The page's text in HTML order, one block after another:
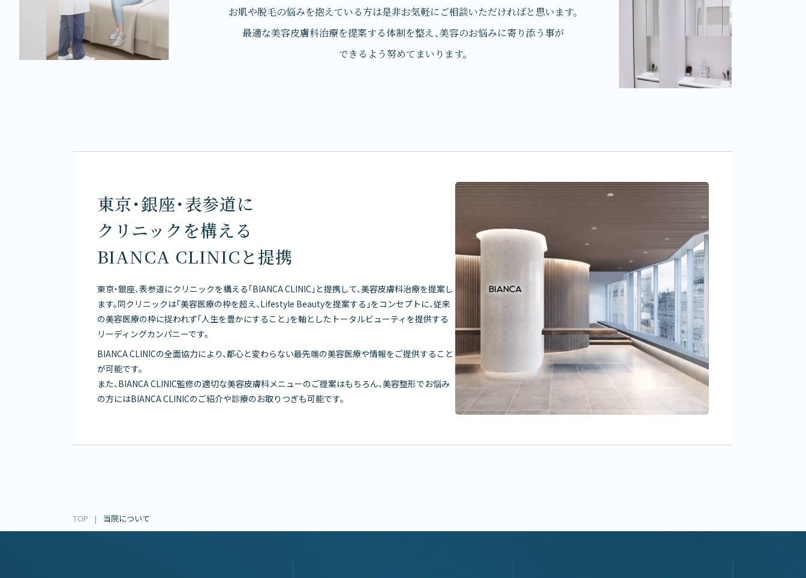
お肌や脱毛の悩みを抱えている方は是非お気軽にご相談いただければと思います。
最適な美容皮膚科治療を提案する体制を整え、美容のお悩みに寄り添う事が
できるよう努めてまいります。
東京・銀座・表参道に
クリニックを構える
BIANCA CLINICと提携
東京・銀座、表参道にクリニックを構える「BIANCA CLINIC」と提携して、美容皮膚科治療を提案し
ます。同クリニックは「美容医療の枠を超え、Lifestyle Beautyを提案する」をコンセプトに、従来
の美容医療の枠に捉われず「人生を豊かにすること」を軸としたトータルビューティを提供する
リーディングカンパニーです。
BIANCA CLINICの全面協力により、都心と変わらない最先端の美容医療や情報をご提供すること
が可能です。
また、BIANCA CLINIC監修の適切な美容皮膚科メニューのご提案はもちろん、美容整形でお悩み
の方にはBIANCA CLINICのご紹介や診療のお取りつぎも可能です。
TOP 当院について